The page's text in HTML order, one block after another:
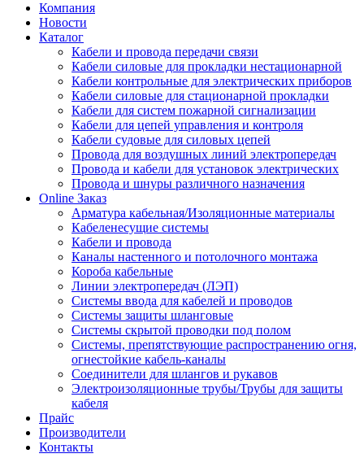
Компания
Новости
Каталог
Кабели и провода передачи связи
Кабели силовые для прокладки нестационарной
Кабели контрольные для электрических приборов
Кабели силовые для стационарной прокладки
Кабели для систем пожарной сигнализации
Кабели для цепей управления и контроля
Кабели судовые для силовых цепей
Провода для воздушных линий электропередач
Провода и кабели для установок электрических
Провода и шнуры различного назначения
Online Заказ
Арматура кабельная/Изоляционные материалы
Кабеленесущие системы
Кабели и провода
Каналы настенного и потолочного монтажа
Короба кабельные
Линии электропередач (ЛЭП)
Системы ввода для кабелей и проводов
Системы защиты шланговые
Системы скрытой проводки под полом
Системы, препятствующие распространению огня,
огнестойкие кабель-каналы
Соединители для шлангов и рукавов
Электроизоляционные трубы/Трубы для защиты
кабеля
Прайс
Производители
Контакты